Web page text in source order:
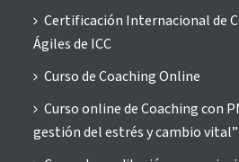
Certificación Internacional de
Ágiles de ICC
Curso de Coaching Online
Curso online de Coaching con
gestión del estrés y cambio vital”